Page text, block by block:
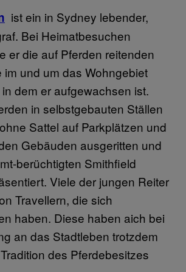
ist ein in Sydney lebender,
Bei Heimatbesuchen
er die auf Pferden reitenden
im und um das Wohngebiet
dem er aufgewachsen ist.
in selbstgebauten Ställen
Sattel auf Parkplätzen und
Gebäuden ausgeritten und
berüchtigten Smithfield
Viele der jungen Reiter
Travellern, die sich
haben. Diese haben aich bei
an das Stadtleben trotzdem
des Pferdebesitzes